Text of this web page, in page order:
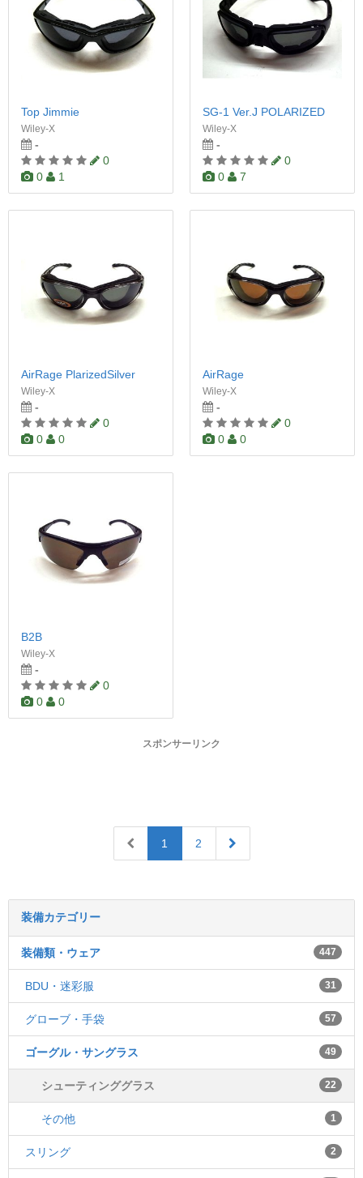
Top Jimmie
Wiley-X
-
0
0
1
SG-1 Ver.J POLARIZED
Wiley-X
-
0
0
7
AirRage PlarizedSilver
Wiley-X
-
0
0
0
AirRage
Wiley-X
-
0
0
0
B2B
Wiley-X
-
0
0
0
スポンサーリンク
1 2
装備カテゴリー
装備類・ウェア 447
BDU・迷彩服 31
グローブ・手袋 57
ゴーグル・サングラス 49
シューティンググラス 22
その他 1
スリング 2